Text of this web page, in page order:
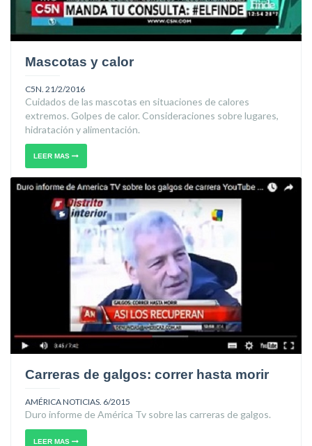
Mascotas y calor
C5N. 21/2/2016
Cuidados de las mascotas en situaciones de calores
extremos. Golpes de calor. Consideraciones sobre lugares,
hidratación y alimentación.
LEER MAS
Carreras de galgos: correr hasta morir
AMÉRICA NOTICIAS. 6/2015
Duro informe de América Tv sobre las carreras de galgos.
LEER MAS